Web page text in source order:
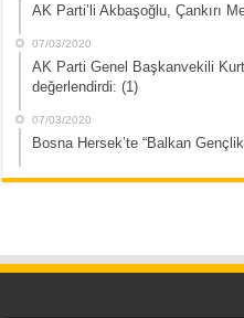
AK Parti’li Akbaşoğlu, Çankırı
07/03/2020
AK Parti Genel Başkanvekili
değerlendirdi: (1)
07/03/2020
Bosna Hersek’te “Balkan Gençlik